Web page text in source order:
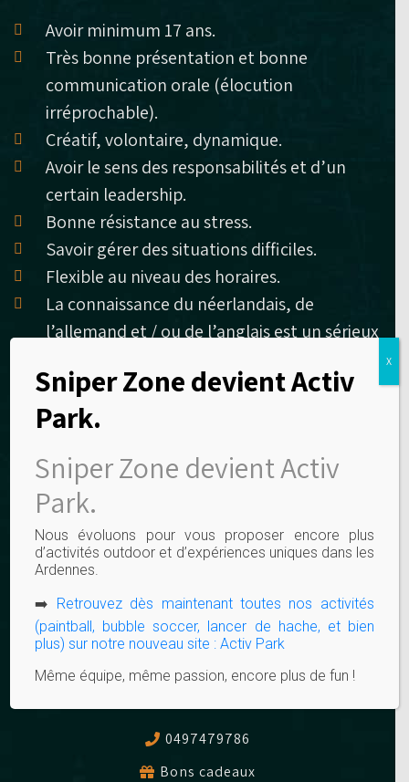
Avoir minimum 17 ans.
Très bonne présentation et bonne
communication orale (élocution
irréprochable).
Créatif, volontaire, dynamique.
Avoir le sens des responsabilités et d’un
certain leadership.
Bonne résistance au stress.
Savoir gérer des situations difficiles.
Flexible au niveau des horaires.
La connaissance du néerlandais, de
l’allemand et / ou de l’anglais est un sérieux
Avoir un certain intérêt pour une autre
langue nationale est requis.
atout.
Envoyer un CV et une lettre de motivation
uniquement par mail à Vanessa Doye
info@sc3jesccvcb.preview.infomaniak.website
0497479786
Bons cadeaux
Sniper Zone devient Activ
Park.
Sniper Zone devient Activ
Park.
Nous évoluons pour vous proposer encore plus
d’activités outdoor et d’expériences uniques dans les
Ardennes.
➡️ Retrouvez dès maintenant toutes nos activités
(paintball, bubble soccer, lancer de hache, et bien
plus) sur notre nouveau site : Activ Park
Même équipe, même passion, encore plus de fun !
X